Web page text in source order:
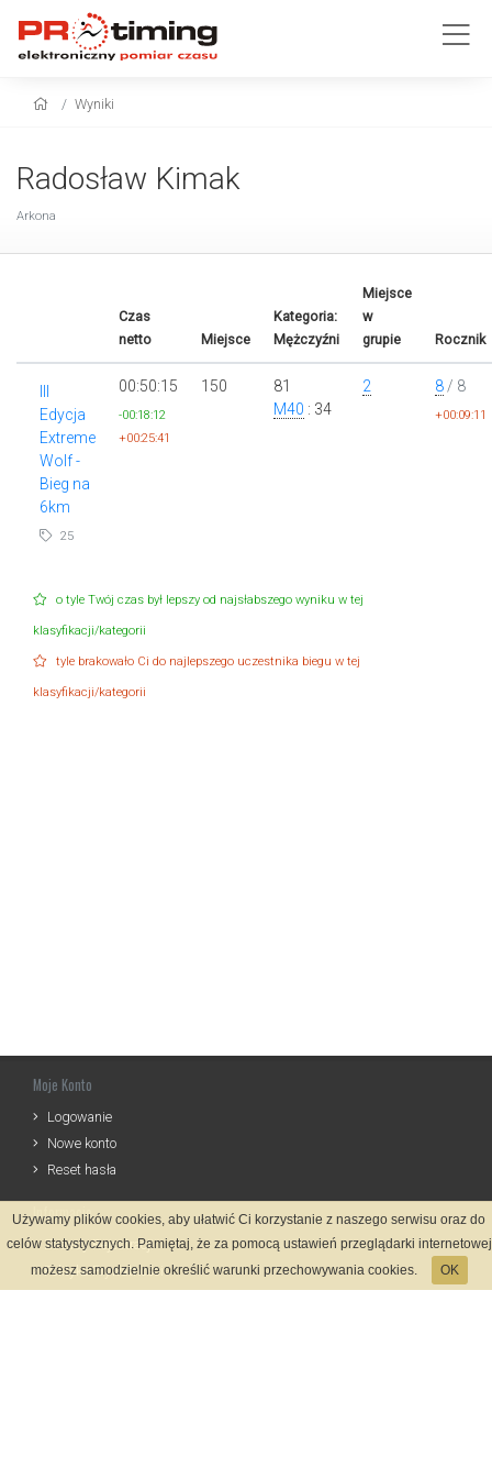
Wyniki
Radosław Kimak
Arkona
Czas
netto
Miejsce
Kategoria:
Mężczyźni
Miejsce
w
grupie
Rocznik
III
Edycja
Extreme
Wolf -
Bieg na
6km
25
00:50:15
-00:18:12
+00:25:41
150
81
M40 : 34
2 8 / 8
+00:09:11
o tyle Twój czas był lepszy od najsłabszego wyniku w tej
klasyfikacji/kategorii
tyle brakowało Ci do najlepszego uczestnika biegu w tej
klasyfikacji/kategorii
Moje Konto
Logowanie
Nowe konto
Reset hasła
Informacje
Zasady Rejestracji
Polityka Prywatności
Używamy plików cookies, aby ułatwić Ci korzystanie z naszego serwisu oraz do
celów statystycznych. Pamiętaj, że za pomocą ustawień przeglądarki internetowej
możesz samodzielnie określić warunki przechowywania cookies.
OK